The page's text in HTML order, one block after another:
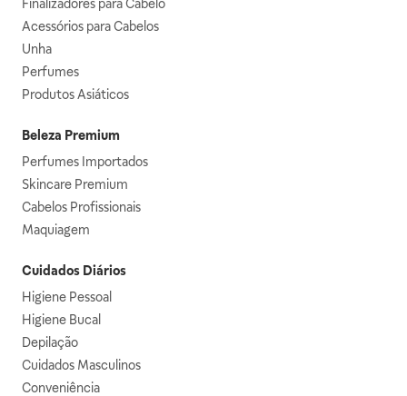
Finalizadores para Cabelo
Acessórios para Cabelos
Unha
Perfumes
Produtos Asiáticos
Beleza Premium
Perfumes Importados
Skincare Premium
Cabelos Profissionais
Maquiagem
Cuidados Diários
Higiene Pessoal
Higiene Bucal
Depilação
Cuidados Masculinos
Conveniência